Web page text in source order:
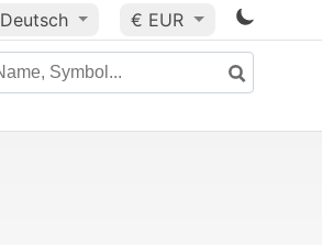
Deutsch € EUR